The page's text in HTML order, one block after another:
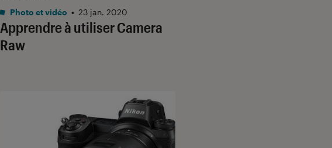
Apprendre à utiliser Camera
Raw
Photo et vidéo • 23 jan. 2020